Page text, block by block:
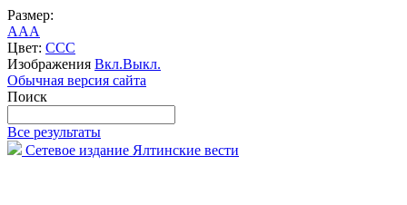
Размер:
AAA
Цвет: CCC
Изображения Вкл.Выкл.
Обычная версия сайта
Поиск
Все результаты
Сетевое издание Ялтинские вести